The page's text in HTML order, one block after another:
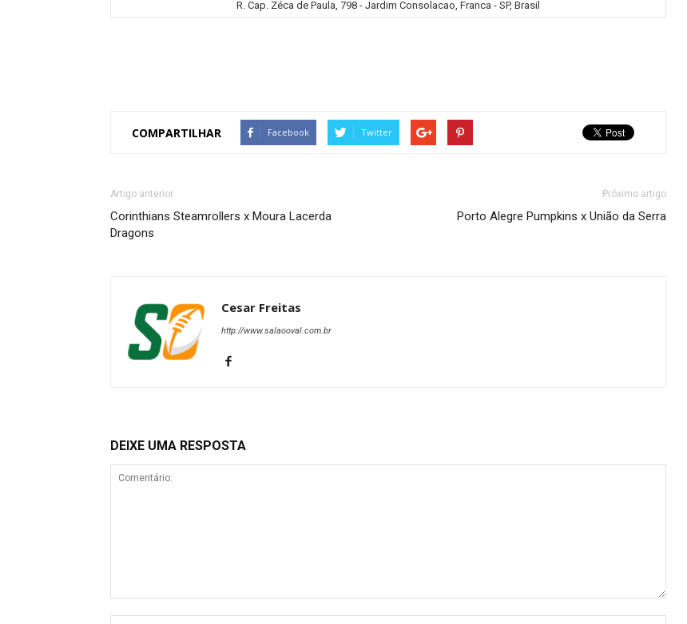
R. Cap. Zéca de Paula, 798 - Jardim Consolacao, Franca - SP, Brasil
COMPARTILHAR Facebook Twitter
Artigo anterior
Corinthians Steamrollers x Moura Lacerda
Dragons
Próximo artigo
Porto Alegre Pumpkins x União da Serra
Cesar Freitas
http://www.salaooval.com.br
DEIXE UMA RESPOSTA